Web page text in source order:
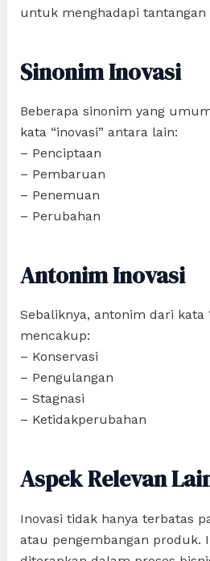
untuk menghadapi tantangan
Sinonim Inovasi
Beberapa sinonim yang
kata “inovasi” antara lain:
– Penciptaan
– Pembaruan
– Penemuan
– Perubahan
Antonim Inovasi
Sebaliknya, antonim dari kata
mencakup:
– Konservasi
– Pengulangan
– Stagnasi
– Ketidakperubahan
Aspek Relevan
Inovasi tidak hanya terbatas
atau pengembangan produk.